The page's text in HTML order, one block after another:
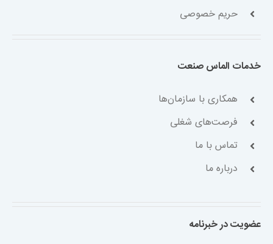
حریم خصوصی
خدمات الماس صنعت
همکاری با سازمان‌ها
فرصت‌های شغلی
تماس با ما
درباره ما
عضویت در خبرنامه